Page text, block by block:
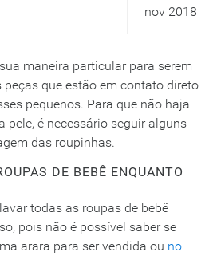
nov 2018
maneira particular para serem
que estão em contato direto
pequenos. Para que não haja
pele, é necessário seguir alguns
das roupinhas.
DE BEBÊ ENQUANTO
todas as roupas de bebê
pois não é possível saber se
arara para ser vendida ou no